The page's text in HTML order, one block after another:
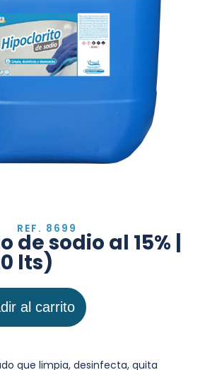
REF. 8699
de sodio al 15% |
lts)
al carrito
que limpia, desinfecta, quita